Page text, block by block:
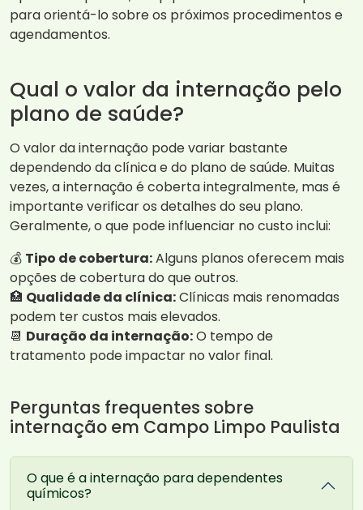
para orientá-lo sobre os próximos procedimentos e
agendamentos.
Qual o valor da internação pelo
plano de saúde?
O valor da internação pode variar bastante
dependendo da clínica e do plano de saúde. Muitas
vezes, a internação é coberta integralmente, mas é
importante verificar os detalhes do seu plano.
Geralmente, o que pode influenciar no custo inclui:
💰 Tipo de cobertura:Alguns planos oferecem mais
opções de cobertura do que outros.
🏥 Qualidade da clínica:Clínicas mais renomadas
podem ter custos mais elevados.
📆 Duração da internação:O tempo de
tratamento pode impactar no valor final.
Perguntas frequentes sobre
internação em Campo Limpo Paulista
O que é a internação para dependentes
químicos?